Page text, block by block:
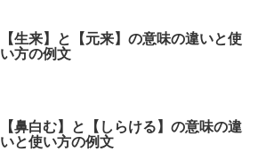
【生来】と【元来】の意味の違いと使
い方の例文
【鼻白む】と【しらける】の意味の違
いと使い方の例文